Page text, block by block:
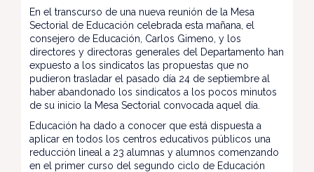
En el transcurso de una nueva reunión de la Mesa
Sectorial de Educación celebrada esta mañana, el
consejero de Educación, Carlos Gimeno, y los
directores y directoras generales del Departamento han
expuesto a los sindicatos las propuestas que no
pudieron trasladar el pasado día 24 de septiembre al
haber abandonado los sindicatos a los pocos minutos
de su inicio la Mesa Sectorial convocada aquel día.
Educación ha dado a conocer que está dispuesta a
aplicar en todos los centros educativos públicos una
reducción lineal a 23 alumnas y alumnos comenzando
en el primer curso del segundo ciclo de Educación